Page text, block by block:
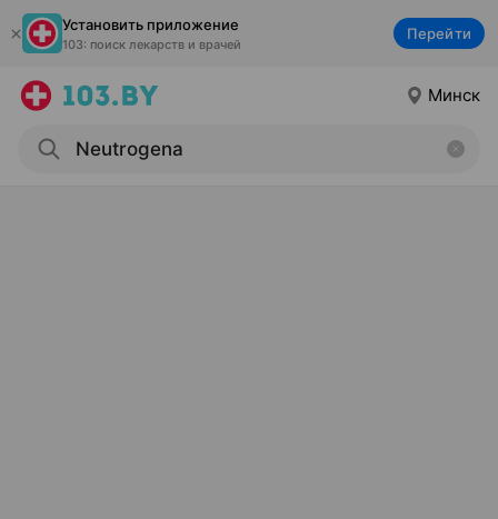
Установить приложение
103: поиск лекарств и врачей
Перейти
Минск